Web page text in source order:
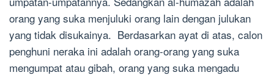
orang yang suka menjuluki orang lain dengan julukan
yang tidak disukainya. Berdasarkan ayat di atas, calon
penghuni neraka ini adalah orang-orang yang suka
mengumpat atau gibah, orang yang suka mengadu